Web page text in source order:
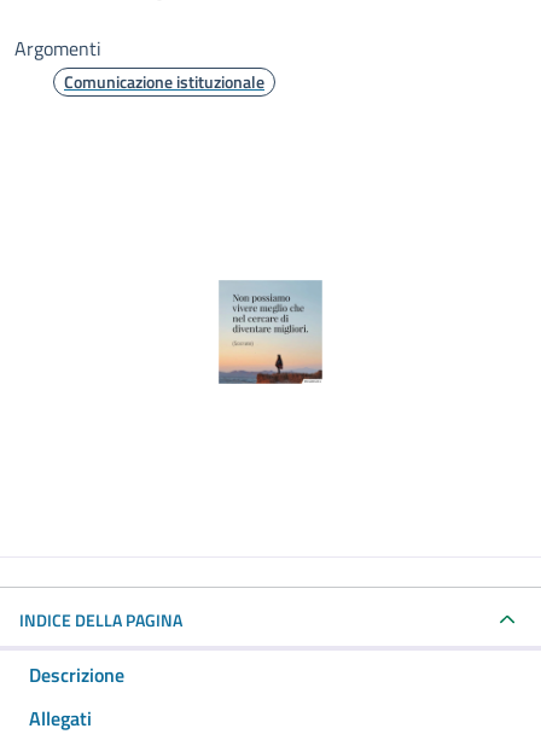
Argomenti
Comunicazione istituzionale
INDICE DELLA PAGINA
Descrizione
Allegati